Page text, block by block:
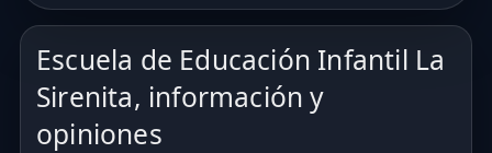
Escuela de Educación Infantil La
Sirenita, información y
opiniones